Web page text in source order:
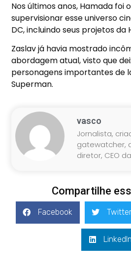
Nos últimos anos, Hamada foi
supervisionar esse universo
DC, incluindo seus projetos da
Zaslav já havia mostrado
abordagem atual, visto que
personagens importantes de
Superman.
vasco
Jornalista,
gatewatcher,
diretor, CEO
Compartilhe
Facebook Twitter
LinkedIn